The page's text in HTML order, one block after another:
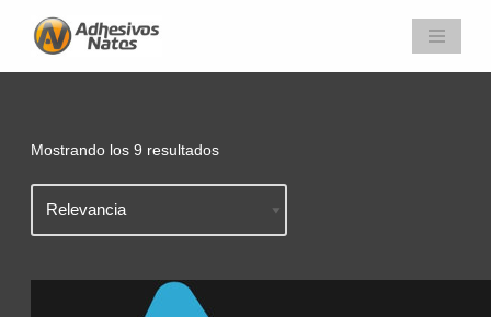
Saltar
Mostrando los 9 resultados